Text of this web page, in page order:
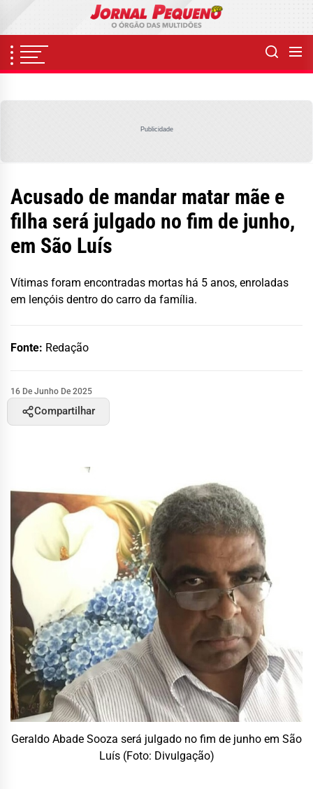
content
Publicidade
Acusado de mandar matar mãe e
filha será julgado no fim de junho,
em São Luís
Vítimas foram encontradas mortas há 5 anos, enroladas
em lençóis dentro do carro da família.
Fonte: Redação
16 De Junho De 2025
Compartilhar
Geraldo Abade Sooza será julgado no fim de junho em São
Luís (Foto: Divulgação)